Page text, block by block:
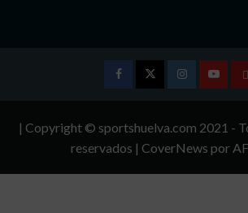
Instagram
| Copyright © sportshuelva.com 2021 -
reservados | CoverNews por